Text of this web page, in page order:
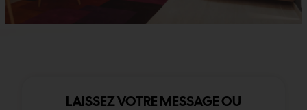
LAISSEZ VOTRE MESSAGE OU